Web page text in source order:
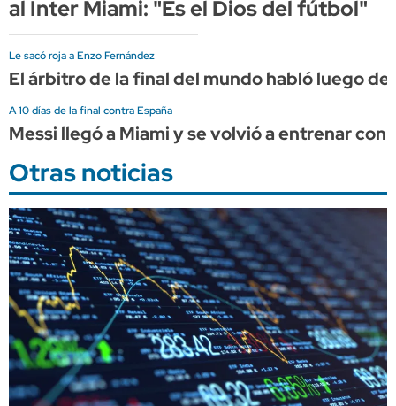
al Inter Miami: "Es el Dios del fútbol"
Le sacó roja a Enzo Fernández
El árbitro de la final del mundo habló luego
A 10 días de la final contra España
Messi llegó a Miami y se volvió a entrenar
Otras noticias